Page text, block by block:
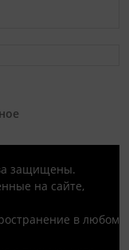
защищены.
на сайте,
в любом